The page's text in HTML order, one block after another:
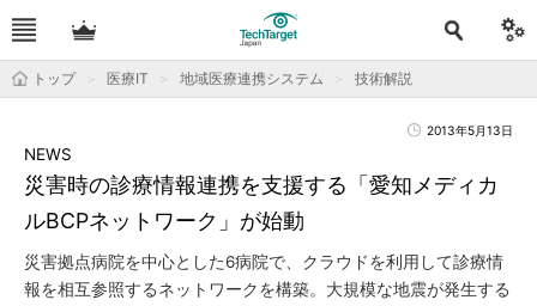
トップ 医療IT 地域医療連携システム 技術解説
2013年5月13日
災害時の診療情報連携を支援する「愛知メディカ
ルBCPネットワーク」が始動
NEWS
災害拠点病院を中心とした6病院で、クラウドを利用して診療情
報を相互参照するネットワークを構築。大規模な地震が発生する